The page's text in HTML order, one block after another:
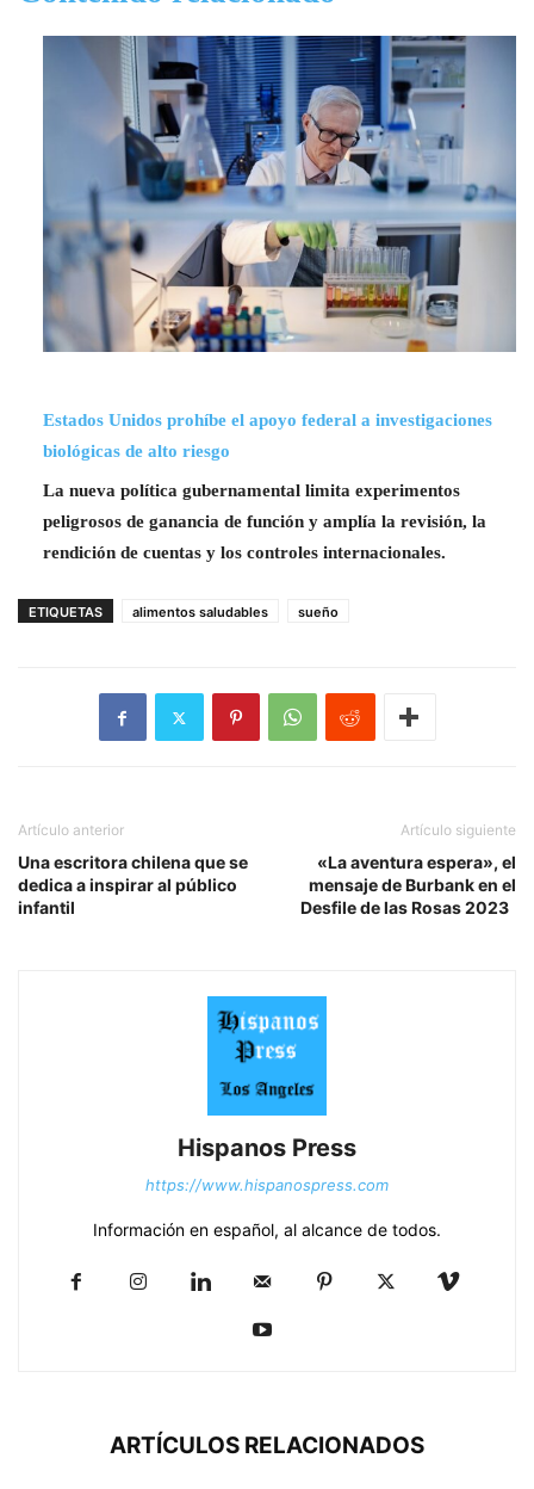
Estados Unidos prohíbe el apoyo federal a investigaciones
biológicas de alto riesgo
La nueva política gubernamental limita experimentos
peligrosos de ganancia de función y amplía la revisión, la
rendición de cuentas y los controles internacionales.
ETIQUETAS alimentos saludables sueño
Artículo anterior
Una escritora chilena que se
dedica a inspirar al público
infantil
Artículo siguiente
«La aventura espera», el
mensaje de Burbank en el
Desfile de las Rosas 2023
Hispanos Press
https://www.hispanospress.com
Información en español, al alcance de todos.
ARTÍCULOS RELACIONADOS